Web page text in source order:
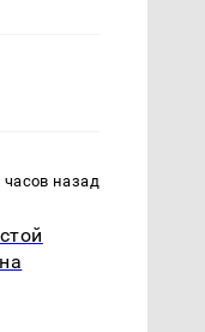
часов назад